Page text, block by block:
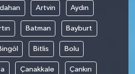
Artvin Aydın
Batman Bayburt
Bitlis Bolu
Çanakkale Çankırı